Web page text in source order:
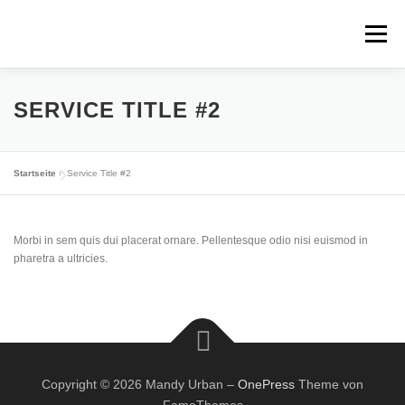
Menü
ÜBER MICH FOTOS FAKTEN
DATENSCHUTZ
SERVICE TITLE #2
Startseite »Service Title #2
Morbi in sem quis dui placerat ornare. Pellentesque odio nisi euismod in
pharetra a ultricies.
Copyright © 2026 Mandy Urban – OnePress Theme von